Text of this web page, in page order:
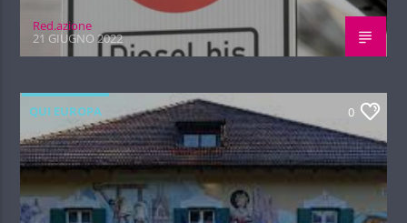
Red.azione
21 GIUGNO 2022
QUI EUROPA 0